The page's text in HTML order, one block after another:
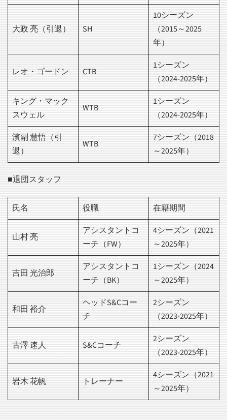
大政 亮（引退） SH
10シーズン
（2015～2025
年）
レオ・ゴードン CTB
1シーズン
（2024-2025年）
キング・マック
スウェル
WTB
1シーズン
（2024-2025年）
濱副 慧悟（引
退）
WTB
7シーズン（2018
～2025年）
■退団スタッフ
氏名 役職 在籍期間
山村 亮
アシスタントコ
ーチ（FW）
4シーズン（2021
～2025年）
吉田 光治郎
アシスタントコ
ーチ（BK）
1シーズン（2024
～2025年）
和田 裕介
ヘッドS&Cコー
チ
2シーズン
（2023-2025年）
古澤 速人 S&Cコーチ
2シーズン
（2023-2025年）
岩木 花帆 トレーナー
4シーズン（2021
～2025年）